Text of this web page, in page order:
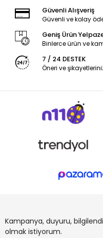
Güvenli Alışveriş
Güvenli ve kolay
Geniş Ürün
Binlerce ürün ve
7 / 24 DESTEK
Öneri ve
Kampanya, duyuru,
olmak istiyorum.